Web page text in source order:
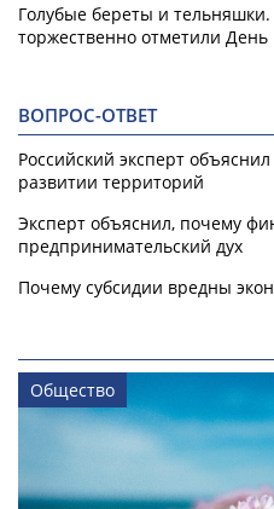
Голубые береты и тельняшки.
торжественно отметили
ВОПРОС-ОТВЕТ
Российский эксперт
развитии территорий
Эксперт объяснил, почему
предпринимательский дух
Почему субсидии вредны
Общество